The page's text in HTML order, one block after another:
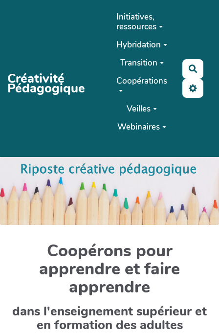
Créativité
Pédagogique
Initiatives,
ressources
Hybridation
Transition
Coopérations
Veilles
Webinaires
Coopérons pour
apprendre et faire
apprendre
dans l'enseignement supérieur et
en formation des adultes